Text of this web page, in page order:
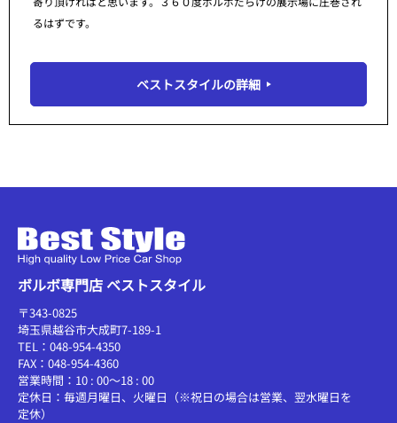
るはずです。
ベストスタイルの詳細
ボルボ専門店 ベストスタイル
〒343-0825
埼玉県越谷市大成町7-189-1
TEL：048-954-4350
FAX：048-954-4360
営業時間：10 : 00～18 : 00
定休日：毎週月曜日、火曜日（※祝日の場合は営業、翌水曜日を
定休）